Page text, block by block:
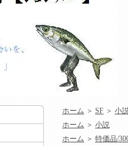
ホーム ＞ SF ＞ 小
ホーム ＞ 小説
ホーム ＞ 特価品/